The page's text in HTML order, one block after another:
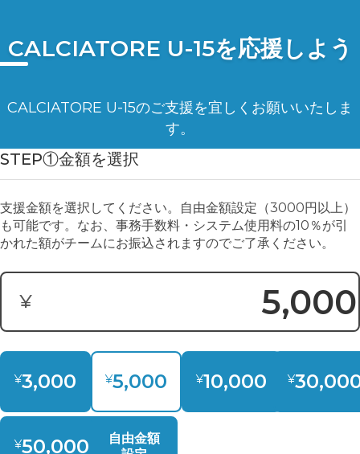
CALCIATORE U-15を応援しよう
CALCIATORE U-15のご支援を宜しくお願いいたしま
す。
STEP①金額を選択
支援金額を選択してください。自由金額設定（3000円以上）
も可能です。なお、事務手数料・システム使用料の10％が引
かれた額がチームにお振込されますのでご了承ください。
¥
寄付金額:
¥3,000 ¥5,000 ¥10,000 ¥
¥50,000
自由金額